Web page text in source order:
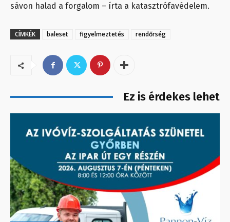
sávon halad a forgalom – írta a katasztrófavédelem.
CÍMKÉK baleset figyelmeztetés rendőrség
Ez is érdekes lehet